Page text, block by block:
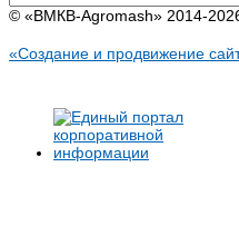
© «BMКB-Аgromash» 2014-
«Создание и продвижение